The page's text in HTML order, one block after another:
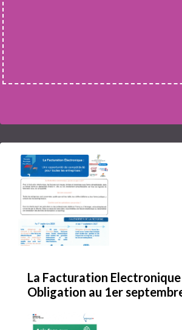
La Facturation Electronique
Obligation au 1er